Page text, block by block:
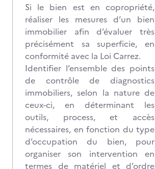
Si le bien est en copropriété,
réaliser les mesures d’un bien
immobilier afin d’évaluer très
précisément sa superficie, en
conformité avec la Loi Carrez.
Identifier l’ensemble des points
de contrôle de diagnostics
immobiliers, selon la nature de
ceux-ci, en déterminant les
outils, process, et accès
nécessaires, en fonction du type
d’occupation du bien, pour
organiser son intervention en
termes de matériel et d’ordre